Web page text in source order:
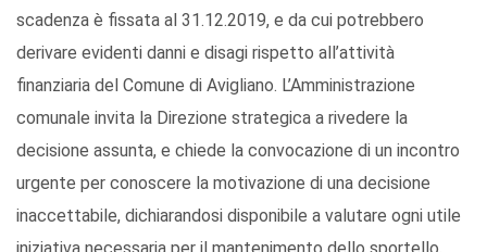
scadenza è fissata al 31.12.2019, e da cui potrebbero
derivare evidenti danni e disagi rispetto all’attività
finanziaria del Comune di Avigliano. L’Amministrazione
comunale invita la Direzione strategica a rivedere la
decisione assunta, e chiede la convocazione di un incontro
urgente per conoscere la motivazione di una decisione
inaccettabile, dichiarandosi disponibile a valutare ogni utile